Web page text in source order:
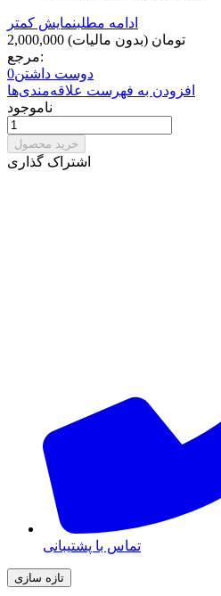
ادامه مطلبنمایش کمتر
2,000,000 تومان (بدون مالیات)
مرجع:
دوست داشتن0
افزودن به فهرست علاقه‌مندی‌ها
ناموجود
خرید محصول
اشتراک گذاری
تماس با پشتیبانی